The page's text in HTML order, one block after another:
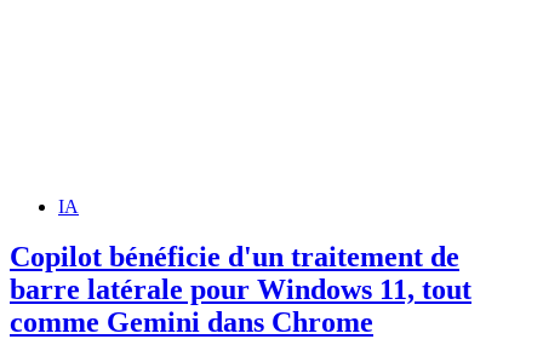
IA
Copilot bénéficie d'un traitement de
barre latérale pour Windows 11, tout
comme Gemini dans Chrome